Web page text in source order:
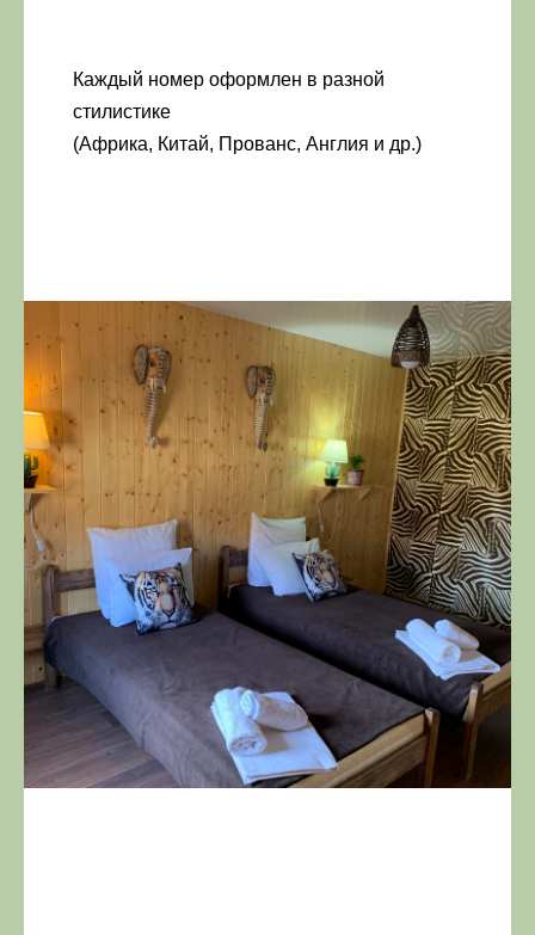
Каждый номер оформлен в разной
стилистике
(Африка, Китай, Прованс, Англия и др.)